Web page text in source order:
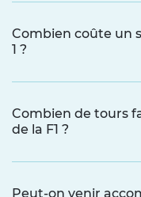
Combien coûte un
1 ?
Combien de tours
de la F1 ?
Peut-on venir